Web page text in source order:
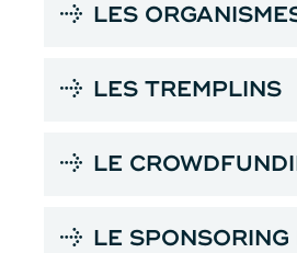
LES
LES TREMPLINS
LE
LE